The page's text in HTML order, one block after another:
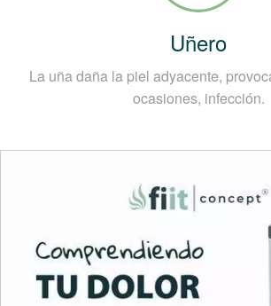
Uñero
La uña daña la piel adyacente,
ocasiones, infección.